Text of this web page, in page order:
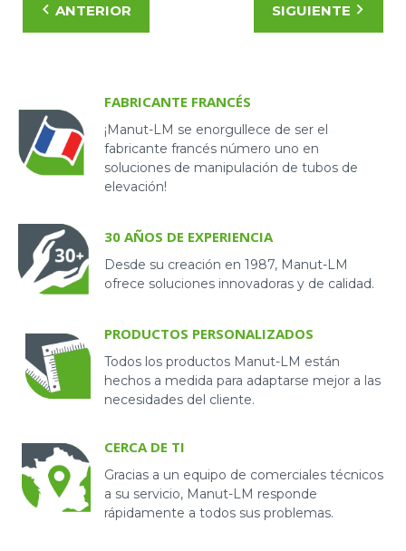
desarrollo de habilidades. La obtención de
diseño, crear la solución de elevación manual que
satisfaga sus necesidades de manipulación de
cargas, al tiempo que limita los TME gracias a la
comprensión de su estrategia operativa.
ANTERIOR SIGUIENTE
FABRICANTE FRANCÉS
¡Manut-LM se enorgullece de ser el
fabricante francés número uno en
soluciones de manipulación de tubos de
elevación!
30 AÑOS DE EXPERIENCIA
Desde su creación en 1987, Manut-LM
ofrece soluciones innovadoras y de calidad.
PRODUCTOS PERSONALIZADOS
Todos los productos Manut-LM están
hechos a medida para adaptarse mejor a las
necesidades del cliente.
CERCA DE TI
Gracias a un equipo de comerciales técnicos
a su servicio, Manut-LM responde
rápidamente a todos sus problemas.